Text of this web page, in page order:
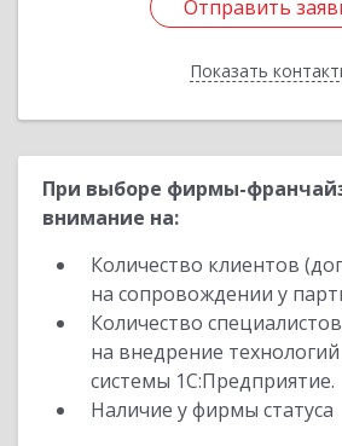
Отправить
Показать
Отправить
Назад
При выборе фирмы-
внимание на:
Количество клиентов
на сопровождении у
Количество
на внедрение
системы 1С:Предприятие.
Наличие у фирмы статуса